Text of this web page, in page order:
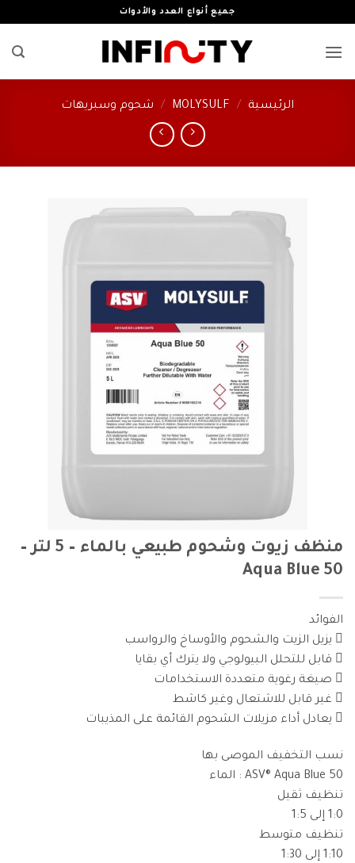
جميع أنواع العدد والأدوات
الرئيسية /
MOLYSULF
/ شحوم وسبريهات
منظف زيوت وشحوم طبيعي بالماء – 5 لتر –
Aqua Blue 50
الفوائد
 يزيل الزيت والشحوم والأوساخ والرواسب
 قابل للتحلل البيولوجي ولا يترك أي بقايا
 صيغة رغوية متعددة الاستخدامات
 غير قابل للاشتعال وغير كاشط
 يعادل أداء مزيلات الشحوم القائمة على المذيبات
نسب التخفيف الموصى بها
ASV® Aqua Blue 50 : الماء
تنظيف ثقيل
1:0 إلى 1:5
تنظيف متوسط
1:10 إلى 1:30